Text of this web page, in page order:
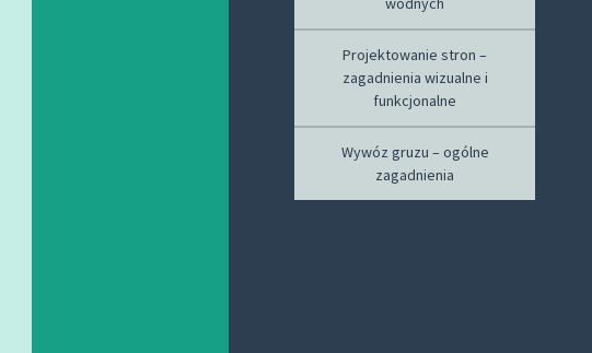
Projektowanie stron –
zagadnienia wizualne i
funkcjonalne
Wywóz gruzu – ogólne
zagadnienia